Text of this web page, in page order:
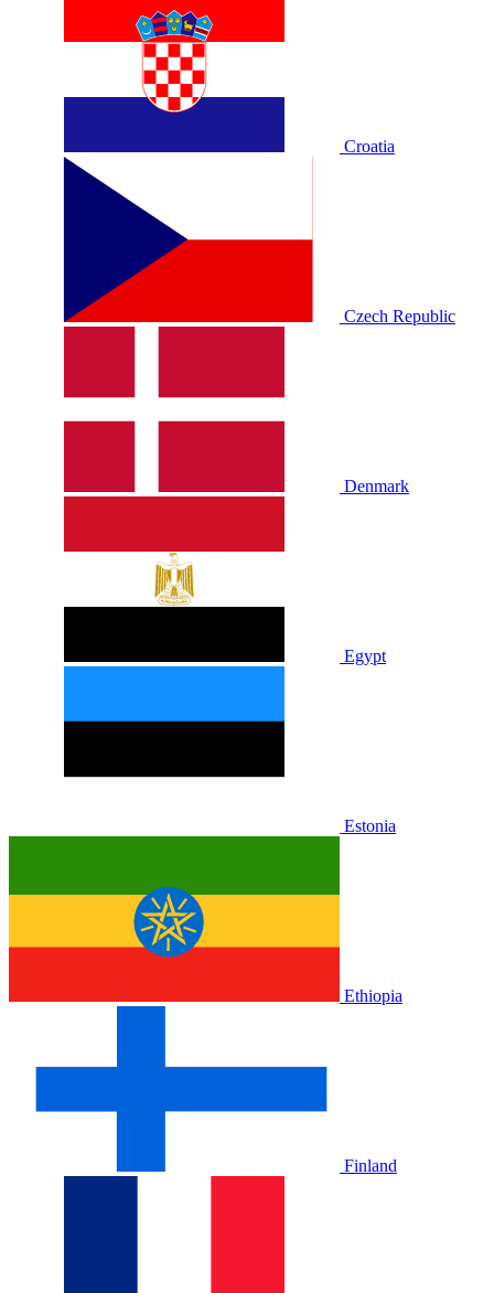
Croatia
Czech Republic
Denmark
Egypt
Estonia
Ethiopia
Finland